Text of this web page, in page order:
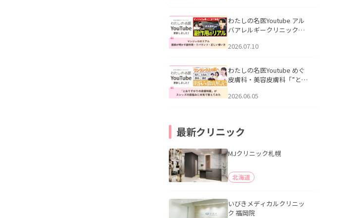
説」を公開いたしました。
わたしの名医Youtube アル
バアレルギークリニック札
医師が明かす副作用・リバ
公開いたしました。
2026.07.10
わたしの名医Youtube めぐ
皮膚科・美容皮膚科「”とお
ッズの肌悩みに本気で答え
2026.06.05
最新クリニック
MJクリニック札幌
北海道
いびきメディカルクリニッ
ク 福岡院